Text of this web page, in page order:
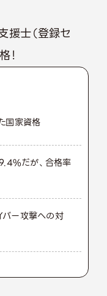
援士（登録セ
！
国家資格
だが、合格率
バー攻撃への対